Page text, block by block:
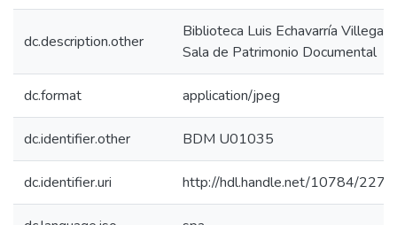
dc.description.other
Biblioteca Luis Echavarría Villegas,
Sala de Patrimonio Documental
dc.format application/jpeg
dc.identifier.other BDM U01035
dc.identifier.uri http://hdl.handle.net/10784/